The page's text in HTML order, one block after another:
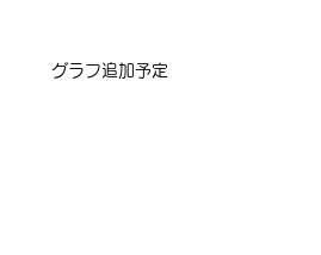
​グラフ追加予定